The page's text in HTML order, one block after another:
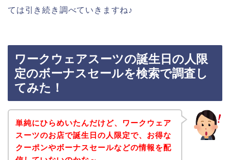
ては引き続き調べていきますね♪
ワークウェアスーツの誕生日の人限
定のボーナスセールを検索で調査し
てみた！
単純にひらめいたんだけど、ワークウェア
スーツのお店で誕生日の人限定で、お得な
クーポンやボーナスセールなどの情報を配